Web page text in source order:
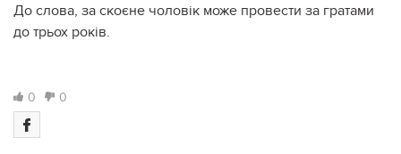
До слова, за скоєне чоловік може провести за гратами
до трьох років.
0 0